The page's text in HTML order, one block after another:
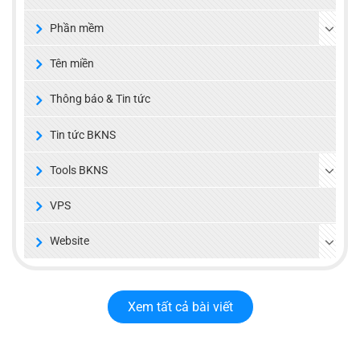
Phần mềm
Tên miền
Thông báo & Tin tức
Tin tức BKNS
Tools BKNS
VPS
Website
Xem tất cả bài viết